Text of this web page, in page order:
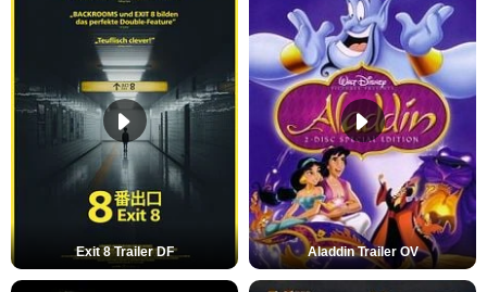
Exit 8 Trailer DF Aladdin Trailer OV